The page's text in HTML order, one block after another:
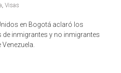
, Visas
en Bogotá aclaró los
inmigrantes y no inmigrantes